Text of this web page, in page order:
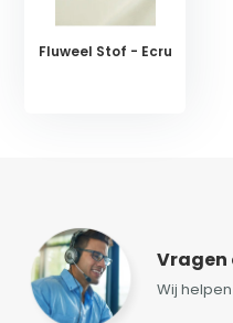
Fluweel Stof - Ecru
Vragen
Wij